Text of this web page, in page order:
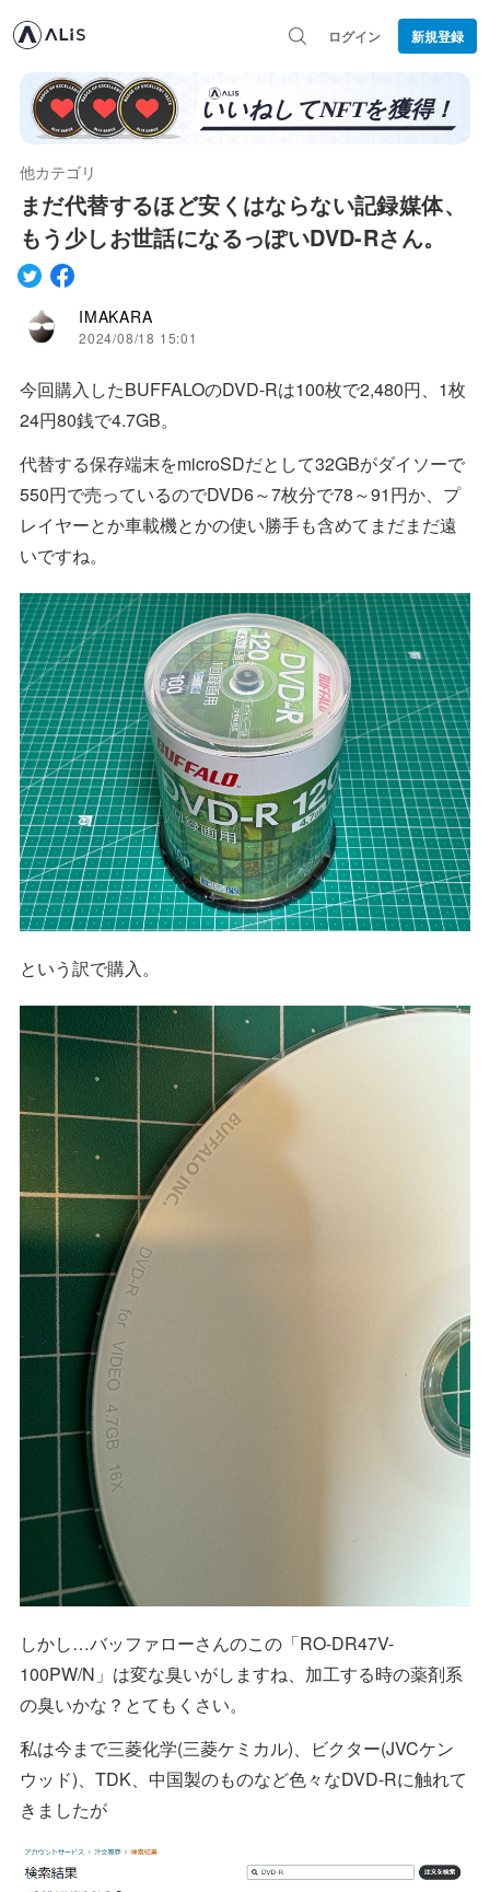
ログイン 新規登録
他カテゴリ
まだ代替するほど安くはならない記録媒体、
もう少しお世話になるっぽいDVD-Rさん。
IMAKARA
2024/08/18 15:01
今回購入したBUFFALOのDVD-Rは100枚で2,480円、1枚
24円80銭で4.7GB。
代替する保存端末をmicroSDだとして32GBがダイソーで
550円で売っているのでDVD6～7枚分で78～91円か、プ
レイヤーとか車載機とかの使い勝手も含めてまだまだ遠
いですね。
という訳で購入。
しかし…バッファローさんのこの「RO-DR47V-
100PW/N」は変な臭いがしますね、加工する時の薬剤系
の臭いかな？とてもくさい。
私は今まで三菱化学(三菱ケミカル)、ビクター(JVCケン
ウッド)、TDK、中国製のものなど色々なDVD-Rに触れて
きましたが